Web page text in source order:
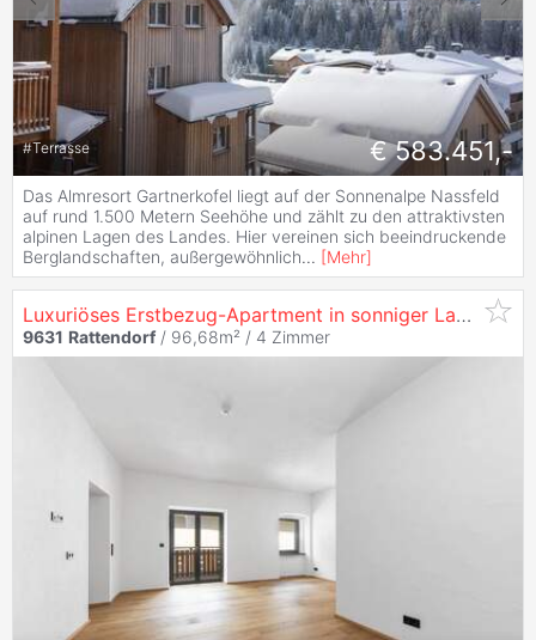
#Terrasse € 583.451,-
Das Almresort Gartnerkofel liegt auf der Sonnenalpe Nassfeld
auf rund 1.500 Metern Seehöhe und zählt zu den attraktivsten
alpinen Lagen des Landes. Hier vereinen sich beeindruckende
Berglandschaften, außergewöhnlich... [Mehr]
Luxuriöses Erstbezug-Apartment in sonniger Lage von
9631 Rattendorf / 96,68m² / 4 Zimmer